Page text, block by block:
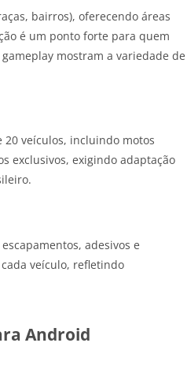
bairros), oferecendo áreas
é um ponto forte para quem
mostram a variedade de
veículos, incluindo motos
exclusivos, exigindo adaptação
adesivos e
veículo, refletindo
Android